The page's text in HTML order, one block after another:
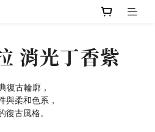
消光丁香紫
復古輪廓，
與柔和色系，
古風格。